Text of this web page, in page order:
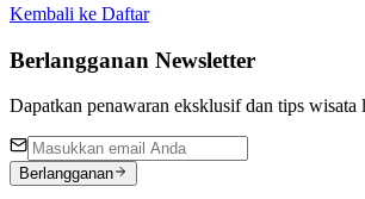
Kembali ke Daftar
Berlangganan Newsletter
Dapatkan penawaran eksklusif dan tips wisata
Berlangganan